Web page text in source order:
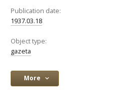
Publication date:
1937.03.18
Object type:
gazeta
More